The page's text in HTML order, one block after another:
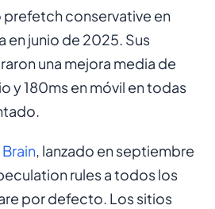
conservative en
en junio de 2025. Sus
una mejora media de
y 180ms en móvil en todas
, lanzado en septiembre
rules a todos los
por defecto. Los sitios